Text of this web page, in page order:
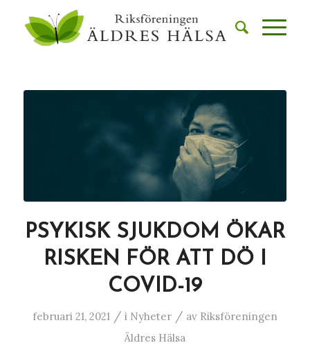
PSYKISK SJUKDOM ÖKAR
RISKEN FÖR ATT DÖ I
COVID-19
februari 21, 2021 / i Nyheter / av Riksföreningen
Äldres Hälsa